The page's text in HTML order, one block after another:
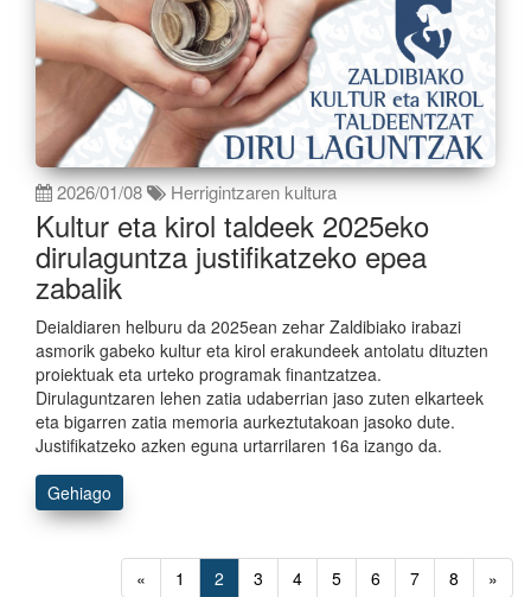
2026/01/08 Herrigintzaren kultura
Kultur eta kirol taldeek 2025eko
dirulaguntza justifikatzeko epea
zabalik
Deialdiaren helburu da 2025ean zehar Zaldibiako irabazi
asmorik gabeko kultur eta kirol erakundeek antolatu dituzten
proiektuak eta urteko programak finantzatzea.
Dirulaguntzaren lehen zatia udaberrian jaso zuten elkarteek
eta bigarren zatia memoria aurkeztutakoan jasoko dute.
Justifikatzeko azken eguna urtarrilaren 16a izango da.
Gehiago
« 1 2 3 4 5 6 7 8 »